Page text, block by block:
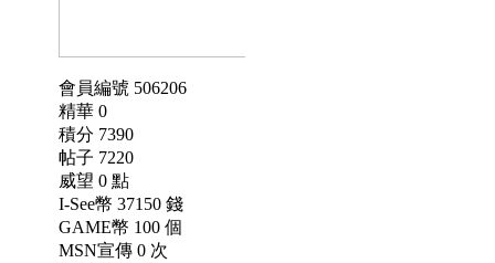
會員編號 506206
精華 0
積分 7390
帖子 7220
威望 0 點
I-See幣 37150 錢
GAME幣 100 個
MSN宣傳 0 次